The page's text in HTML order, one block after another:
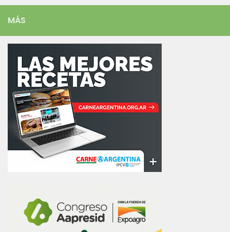
MÁS